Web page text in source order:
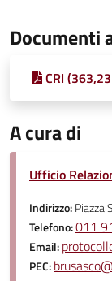
Documenti
CRI
A cura di
Ufficio
Indirizzo:Piazza
Telefono:011
Email:
PEC: